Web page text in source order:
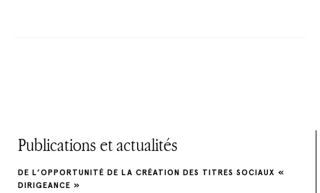
Publications et actualités
DE L’OPPORTUNITÉ DE LA CRÉATION DES TITRES SOCIAUX «
DIRIGEANCE »